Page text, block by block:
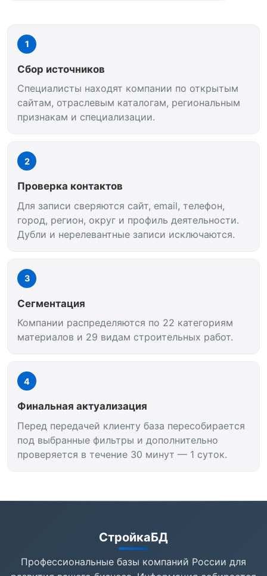
1
Сбор источников
Специалисты находят компании по открытым
сайтам, отраслевым каталогам, региональным
признакам и специализации.
2
Проверка контактов
Для записи сверяются сайт, email, телефон,
город, регион, округ и профиль деятельности.
Дубли и нерелевантные записи исключаются.
3
Сегментация
Компании распределяются по 22 категориям
материалов и 29 видам строительных работ.
4
Финальная актуализация
Перед передачей клиенту база пересобирается
под выбранные фильтры и дополнительно
проверяется в течение 30 минут — 1 суток.
СтройкаБД
Профессиональные базы компаний России для